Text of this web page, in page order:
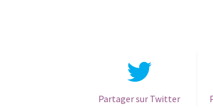
Partager sur Twitter